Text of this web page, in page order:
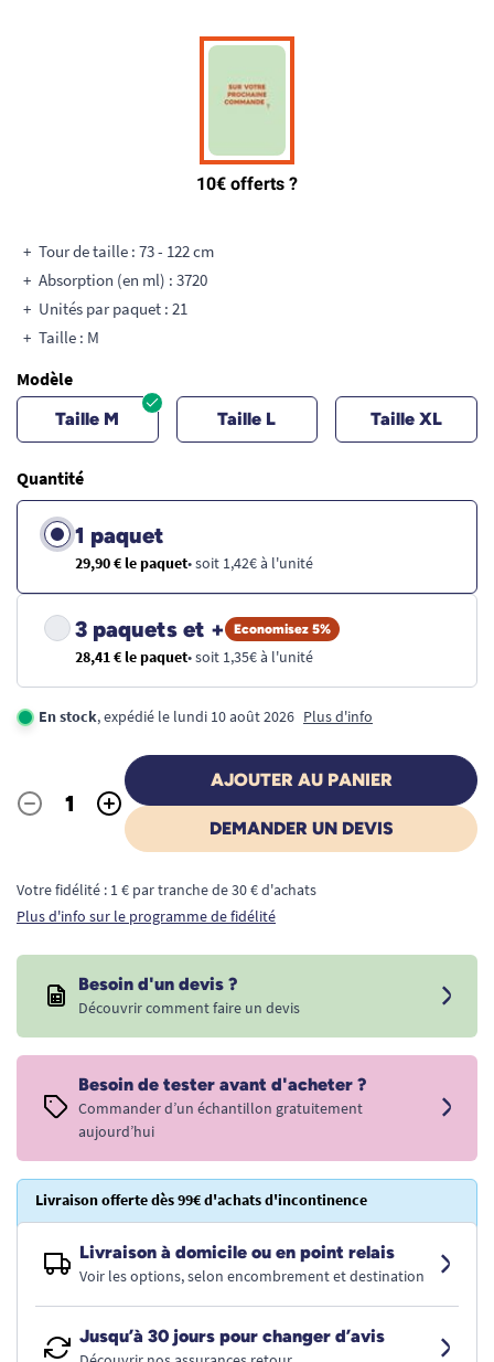
Tour de taille : 73 - 122 cm
Absorption (en ml) : 3720
Unités par paquet : 21
Taille : M
Modèle
Taille M Taille L Taille XL
Quantité
1 paquet
29,90 € le paquet• soit 1,42€ à l'unité
3 paquets et + Economisez 5%
28,41 € le paquet• soit 1,35€ à l'unité
En stock, expédié le lundi 10 août 2026 Plus d'info
Quantité
- +
AJOUTER AU PANIER
DEMANDER UN DEVIS
Votre fidélité : 1 € par tranche de 30 € d'achats
Plus d'info sur le programme de fidélité
Besoin d'un devis ?
Découvrir comment faire un devis
Besoin de tester avant d'acheter ?
Commander d’un échantillon gratuitement
aujourd’hui
Livraison offerte dès 99€ d'achats d'incontinence
Livraison à domicile ou en point relais
Voir les options, selon encombrement et destination
Jusqu’à 30 jours pour changer d’avis